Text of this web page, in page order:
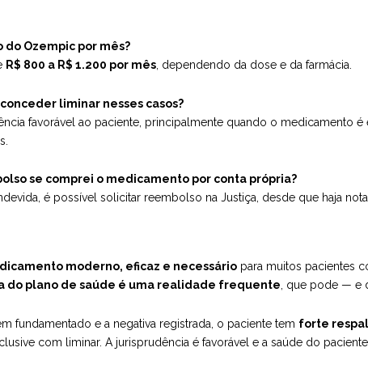
do Ozempic por mês?
R$ 800 a R$ 1.200 por mês, dependendo da dose e da farmácia.
liminar nesses casos?
favorável ao paciente, principalmente quando o medicamento
se comprei o medicamento por conta própria?
é possível solicitar reembolso na Justiça, desde que haja
moderno, eficaz e necessáriopara muitos pacientes
do plano de saúde é uma realidade frequente , que pode — e
fundamentado e a negativa registrada, o paciente tem forte
com liminar. A jurisprudência é favorável e a saúde do